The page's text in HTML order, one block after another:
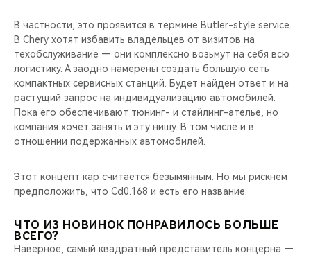
В частности, это проявится в термине Butler-style service.
В Chery хотят избавить владельцев от визитов на
техобслуживание — они комплексно возьмут на себя всю
логистику. А заодно намерены создать большую сеть
компактных сервисных станций. Будет найден ответ и на
растущий запрос на индивидуализацию автомобилей.
Пока его обеспечивают тюнинг- и стайлинг-ателье, но
компания хочет занять и эту нишу. В том числе и в
отношении подержанных автомобилей.
Этот концепт кар считается безымянным. Но мы рискнем
предположить, что Cd0.168 и есть его название.
ЧТО ИЗ НОВИНОК ПОНРАВИЛОСЬ БОЛЬШЕ
ВСЕГО?
Наверное, самый квадратный представитель концерна —